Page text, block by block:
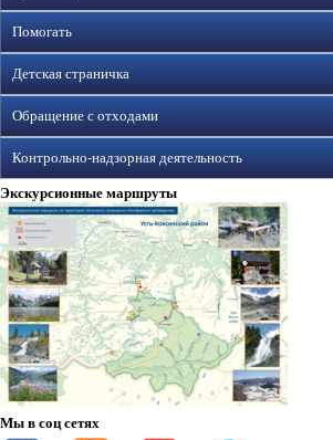
Помогать
Детская страничка
Обращение с отходами
Контрольно-надзорная деятельность
Экскурсионные маршруты
Мы в соц сетях